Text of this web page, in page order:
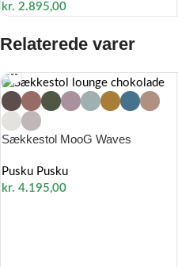
kr. 2.895,00
Relaterede varer
Sækkestol MooG Waves
Pusku Pusku
kr. 4.195,00